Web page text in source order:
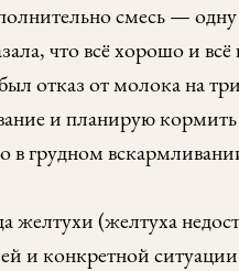
смесь —
что всё хорошо и
отказ от молока на
и планирую
в грудном
желтухи (желтуха
и конкретной